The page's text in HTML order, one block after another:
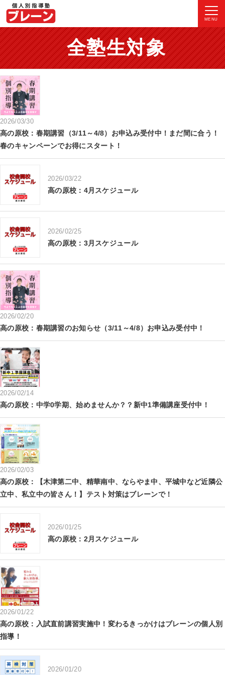
MENU
全塾生対象
2026/03/30
高の原校：春期講習（3/11～4/8）お申込み受付中！まだ間に合う！
春のキャンペーンでお得にスタート！
2026/03/22
高の原校：4月スケジュール
2026/02/25
高の原校：3月スケジュール
2026/02/20
高の原校：春期講習のお知らせ（3/11～4/8）お申込み受付中！
2026/02/14
高の原校：中学0学期、始めませんか？？新中1準備講座受付中！
2026/02/03
高の原校：【木津第二中、精華南中、ならやま中、平城中など近隣公
立中、私立中の皆さん！】テスト対策はブレーンで！
2026/01/25
高の原校：2月スケジュール
2026/01/22
高の原校：入試直前講習実施中！変わるきっかけはブレーンの個人別
指導！
2026/01/20